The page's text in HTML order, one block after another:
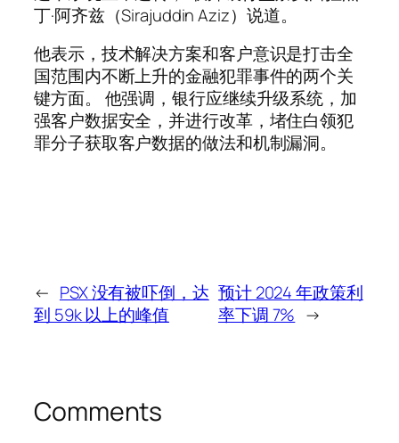
丁·阿齐兹（Sirajuddin Aziz）说道。
他表示，技术解决方案和客户意识是打击全
国范围内不断上升的金融犯罪事件的两个关
键方面。 他强调，银行应继续升级系统，加
强客户数据安全，并进行改革，堵住白领犯
罪分子获取客户数据的做法和机制漏洞。
← PSX 没有被吓倒，达
到 59k 以上的峰值
预计 2024 年政策利
率下调 7% →
Comments